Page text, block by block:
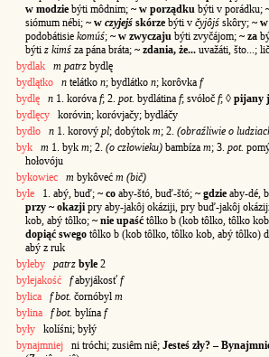
w modzie býti môdnim; ~ w porządku býti v porádku;
siómum nébi; ~ w czyjejś skórze býti v čyjôjś skôry; ~ w
podobátisie komúś; ~ w zwyczaju býti zvyčájom; ~ za
býti z kimś za pána bráta; ~ zdania, że... uvažáti, što...;
bydlak
m patrz bydlę
bydlątko
n telátko n; bydlátko n; korôvka f
bydlę
n 1. koróva f; 2. pot. bydlátina f; svółoč f; ◊ pijany
bydlęcy koróvin; koróvjačy; bydláčy
bydło
n 1. korový pl; dobýtok m; 2. (obraźliwie o
byk
m 1. byk m; 2. (o człowieku) bambíza m; 3. pot.
hołovóju
bykowiec
m bykôveć m (bič)
byle 1. abý, buď; ~ co aby-štó, buď-štó; ~ gdzie aby-dé,
przy ~ okazji pry aby-jakôj okáziji, pry buď-jakôj
kob, abý tôlko; ~ nie upaść tôlko b (kob tôlko, tôlko
dopiąć swego tôlko b (kob tôlko, tôlko kob, abý tôlko)
abý z ruk
byleby
patrz byle 2
bylejakość
fabyjákosť f
bylica
f bot. čornóbyl m
bylina
f bot. bylína f
były kolíśni; byłý
bynajmniej ni tróchi; zusiêm niê; Jesteś zły? –